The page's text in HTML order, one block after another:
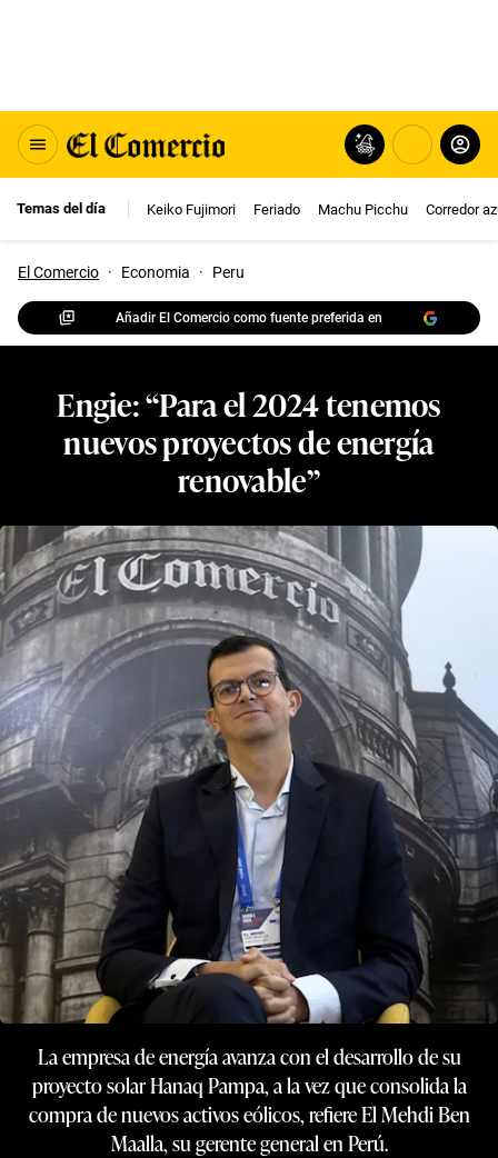
Temas del día Keiko Fujimori Feriado Machu Picchu Corredor
El Comercio · Economia · Peru
Añadir El Comercio como fuente preferida en
Engie: “Para el 2024 tenemos
nuevos proyectos de energía
renovable”
La empresa de energía avanza con el desarrollo de su
proyecto solar Hanaq Pampa, a la vez que consolida la
compra de nuevos activos eólicos, refiere El Mehdi Ben
Maalla, su gerente general en Perú.